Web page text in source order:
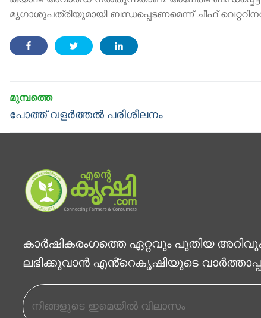
മൃഗാശുപത്രിയുമായി ബന്ധപ്പെടണമെന്ന് ചീഫ്
Post
navigation
Previous
പോത്ത് വളർത്തൽ പരിശീലനം
കാര്‍ഷികരംഗത്തെ ഏറ്റവും പുതിയ
ലഭിക്കുവാന്‍ എൻ്റെകൃഷിയുടെ